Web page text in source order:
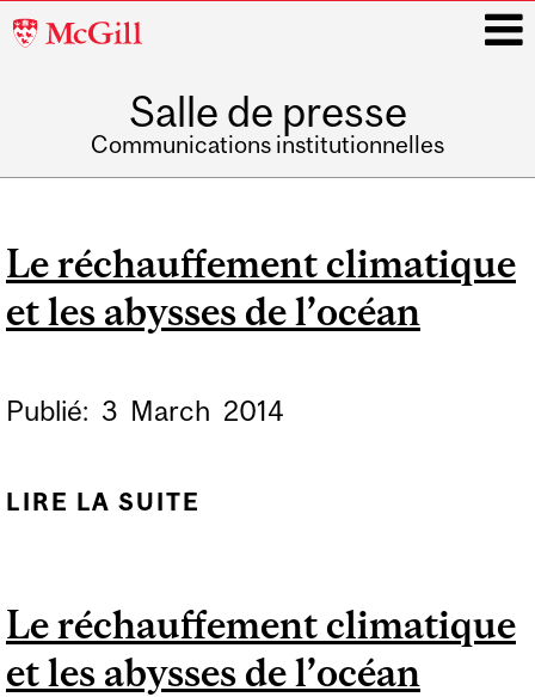
McGill
Salle de presse
Communications institutionnelles
Le réchauffement climatique
et les abysses de l’océan
Publié: 3 March 2014
LIRE LA SUITE
Le réchauffement climatique
et les abysses de l’océan